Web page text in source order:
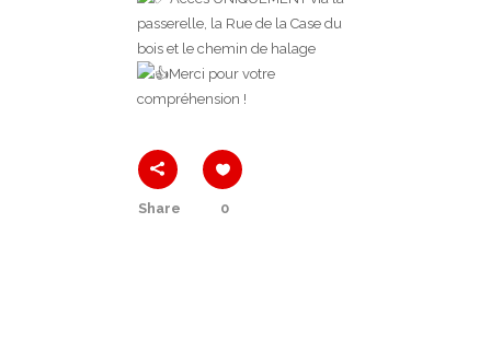
passerelle, la Rue de la Case du
bois et le chemin de halage
Merci pour votre
compréhension !
Share 0